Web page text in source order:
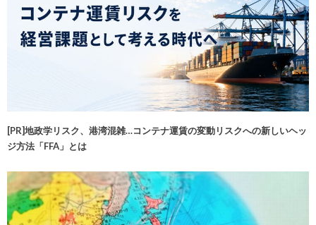
[PR]地政学リスク、港湾混雑…コンテナ運賃の変動リスクへの新しいヘッ
ジ方法「FFA」とは